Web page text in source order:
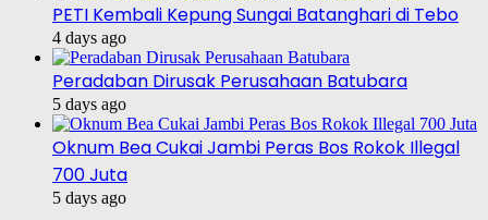
PETI Kembali Kepung Sungai Batanghari di Tebo
4 days ago
Peradaban Dirusak Perusahaan Batubara
5 days ago
Oknum Bea Cukai Jambi Peras Bos Rokok Illegal
700 Juta
5 days ago